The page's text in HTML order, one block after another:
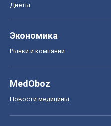
Диеты
Экономика
Рынки и компании
MedOboz
Новости медицины